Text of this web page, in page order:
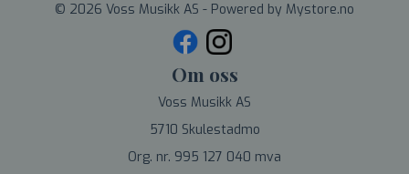
© 2026 Voss Musikk AS - Powered by Mystore.no
Om oss
Voss Musikk AS
5710 Skulestadmo
Org. nr. 995 127 040 mva